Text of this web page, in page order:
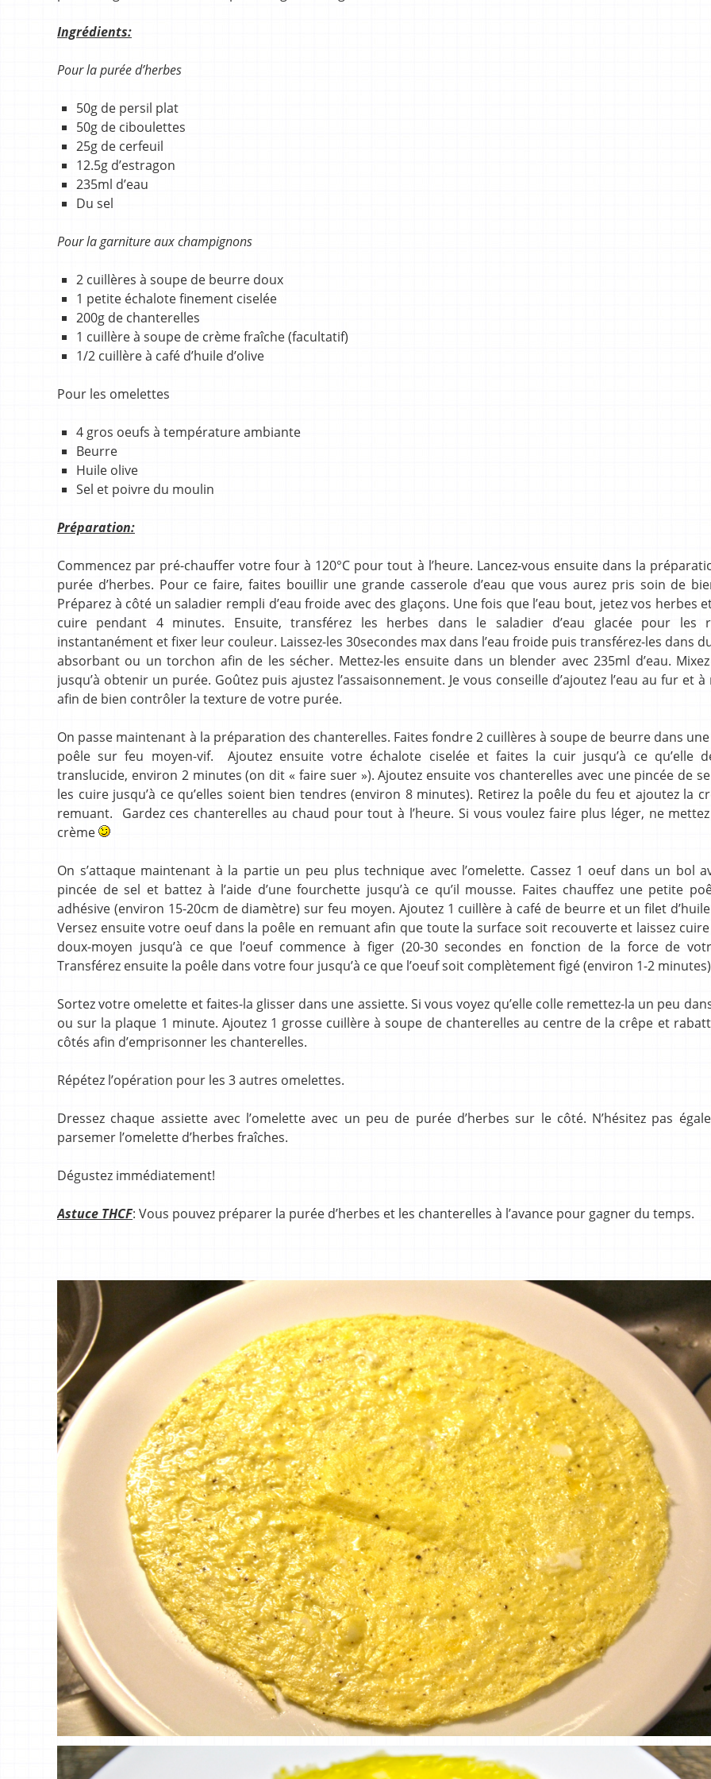
Ingrédients:
Pour la purée d’herbes
50g de persil plat
50g de ciboulettes
25g de cerfeuil
12.5g d’estragon
235ml d’eau
Du sel
Pour la garniture aux champignons
2 cuillères à soupe de beurre doux
1 petite échalote finement ciselée
200g de chanterelles
1 cuillère à soupe de crème fraîche (facultatif)
1/2 cuillère à café d’huile d’olive
Pour les omelettes
4 gros oeufs à température ambiante
Beurre
Huile olive
Sel et poivre du moulin
Préparation:
Commencez par pré-chauffer votre four à 120°C pour tout à l’heure. Lancez-vous ensuite dans la
purée d’herbes. Pour ce faire, faites bouillir une grande casserole d’eau que vous aurez pris soin de
Préparez à côté un saladier rempli d’eau froide avec des glaçons. Une fois que l’eau bout, jetez vos herbes
cuire pendant 4 minutes. Ensuite, transférez les herbes dans le saladier d’eau glacée pour les
instantanément et fixer leur couleur. Laissez-les 30secondes max dans l’eau froide puis transférez-les dans
absorbant ou un torchon afin de les sécher. Mettez-les ensuite dans un blender avec 235ml d’eau.
jusqu’à obtenir un purée. Goûtez puis ajustez l’assaisonnement. Je vous conseille d’ajoutez l’eau au fur et
afin de bien contrôler la texture de votre purée.
On passe maintenant à la préparation des chanterelles. Faites fondre 2 cuillères à soupe de beurre dans
poêle sur feu moyen-vif. Ajoutez ensuite votre échalote ciselée et faites la cuir jusqu’à ce qu’elle
translucide, environ 2 minutes (on dit « faire suer »). Ajoutez ensuite vos chanterelles avec une pincée de
les cuire jusqu’à ce qu’elles soient bien tendres (environ 8 minutes). Retirez la poêle du feu et ajoutez la
remuant. Gardez ces chanterelles au chaud pour tout à l’heure. Si vous voulez faire plus léger, ne
crème
On s’attaque maintenant à la partie un peu plus technique avec l’omelette. Cassez 1 oeuf dans un bol
pincée de sel et battez à l’aide d’une fourchette jusqu’à ce qu’il mousse. Faites chauffez une petite
adhésive (environ 15-20cm de diamètre) sur feu moyen. Ajoutez 1 cuillère à café de beurre et un filet d’huile
Versez ensuite votre oeuf dans la poêle en remuant afin que toute la surface soit recouverte et laissez
doux-moyen jusqu’à ce que l’oeuf commence à figer (20-30 secondes en fonction de la force de
Transférez ensuite la poêle dans votre four jusqu’à ce que l’oeuf soit complètement figé (environ 1-2
Sortez votre omelette et faites-la glisser dans une assiette. Si vous voyez qu’elle colle remettez-la un peu
ou sur la plaque 1 minute. Ajoutez 1 grosse cuillère à soupe de chanterelles au centre de la crêpe et
côtés afin d’emprisonner les chanterelles.
Répétez l’opération pour les 3 autres omelettes.
Dressez chaque assiette avec l’omelette avec un peu de purée d’herbes sur le côté. N’hésitez pas
parsemer l’omelette d’herbes fraîches.
Dégustez immédiatement!
Astuce THCF: Vous pouvez préparer la purée d’herbes et les chanterelles à l’avance pour gagner du temps.